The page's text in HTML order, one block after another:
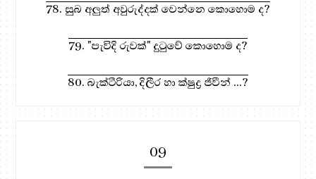
78. සුබ අලුත් අවුරුද්දක් වෙන්නෙ කොහොම ද?
79. "පැවිදි රුවක්" දුටුවේ කොහොම ද?
80. බැක්ටීරියා, දිලීර හා ක්ෂුද්‍ර ජිවීන් ...?
09